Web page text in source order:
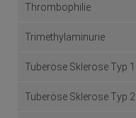
Thrombophilie
Trimethylaminurie
Tuberöse Sklerose Typ 1
Tuberöse Sklerose Typ 2